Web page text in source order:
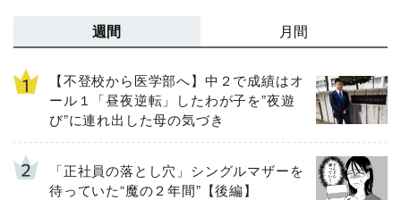
週間 月間
【不登校から医学部へ】中２で成績はオ
ール１「昼夜逆転」したわが子を”夜遊
び”に連れ出した母の気づき
「正社員の落とし穴」シングルマザーを
待っていた“魔の２年間”【後編】